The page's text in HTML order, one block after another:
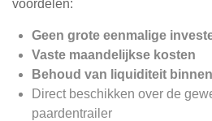
voordelen:
Geen grote eenmalige
Vaste maandelijkse kosten
Behoud van liquiditeit
Direct beschikken over de
paardentrailer